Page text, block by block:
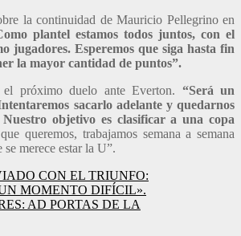
la continuidad de Mauricio Pellegrino en
plantel estamos todos juntos, con el
jugadores. Esperemos que siga hasta fin
la mayor cantidad de puntos”.
el próximo duelo ante Everton. “Será un
sacarlo adelante y quedarnos
objetivo es clasificar a una copa
queremos, trabajamos semana a semana
merece estar la U”.
CON EL TRIUNFO:
MOMENTO DIFÍCIL».
AD PORTAS DE LA